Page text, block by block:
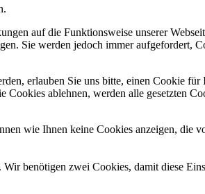
auf die Funktionsweise unserer
Sie werden jedoch immer aufgefordert,
erlauben Sie uns bitte, einen Cookie für
ablehnen, werden alle gesetzten
wie Ihnen keine Cookies anzeigen, die
benötigen zwei Cookies, damit diese